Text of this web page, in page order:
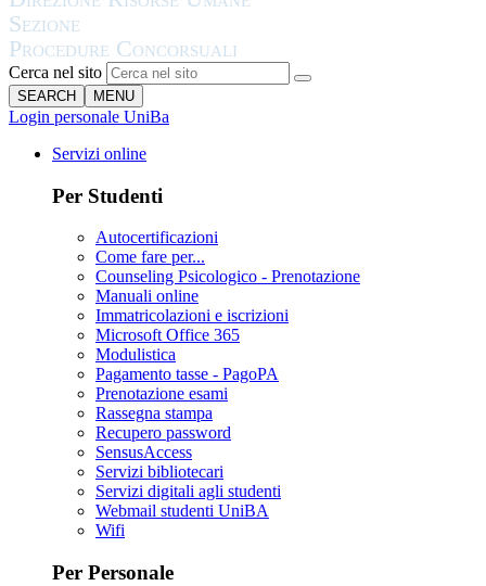
Cerca nel sito
SEARCH MENU
Login personale UniBa
Servizi online
Per Studenti
Autocertificazioni
Come fare per...
Counseling Psicologico - Prenotazione
Manuali online
Immatricolazioni e iscrizioni
Microsoft Office 365
Modulistica
Pagamento tasse - PagoPA
Prenotazione esami
Rassegna stampa
Recupero password
SensusAccess
Servizi bibliotecari
Servizi digitali agli studenti
Webmail studenti UniBA
Wifi
Per Personale